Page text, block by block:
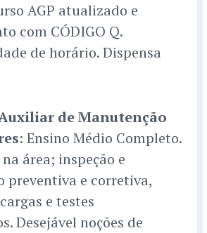
AGP atualizado e
com CÓDIGO Q.
de horário. Dispensa
de Manutenção
: Ensino Médio Completo.
área; inspeção e
preventiva e corretiva,
e testes
Desejável noções de